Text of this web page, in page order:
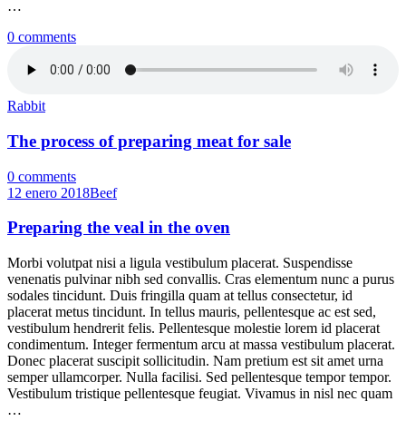
…
0 comments
Rabbit
The process of preparing meat for sale
0 comments
12 enero 2018Beef
Preparing the veal in the oven
Morbi volutpat nisi a ligula vestibulum placerat. Suspendisse
venenatis pulvinar nibh sed convallis. Cras elementum nunc a purus
sodales tincidunt. Duis fringilla quam at tellus consectetur, id
placerat metus tincidunt. In tellus mauris, pellentesque ac est sed,
vestibulum hendrerit felis. Pellentesque molestie lorem id placerat
condimentum. Integer fermentum arcu at massa vestibulum placerat.
Donec placerat suscipit sollicitudin. Nam pretium est sit amet urna
semper ullamcorper. Nulla facilisi. Sed pellentesque tempor tempor.
Vestibulum tristique pellentesque feugiat. Vivamus in nisl nec quam
…